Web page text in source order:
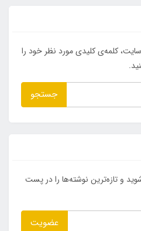
کلمه‌ی کلیدی مورد نظر خود را
جستجو
و تازه‌ترین نوشته‌ها را در پست
عضویت